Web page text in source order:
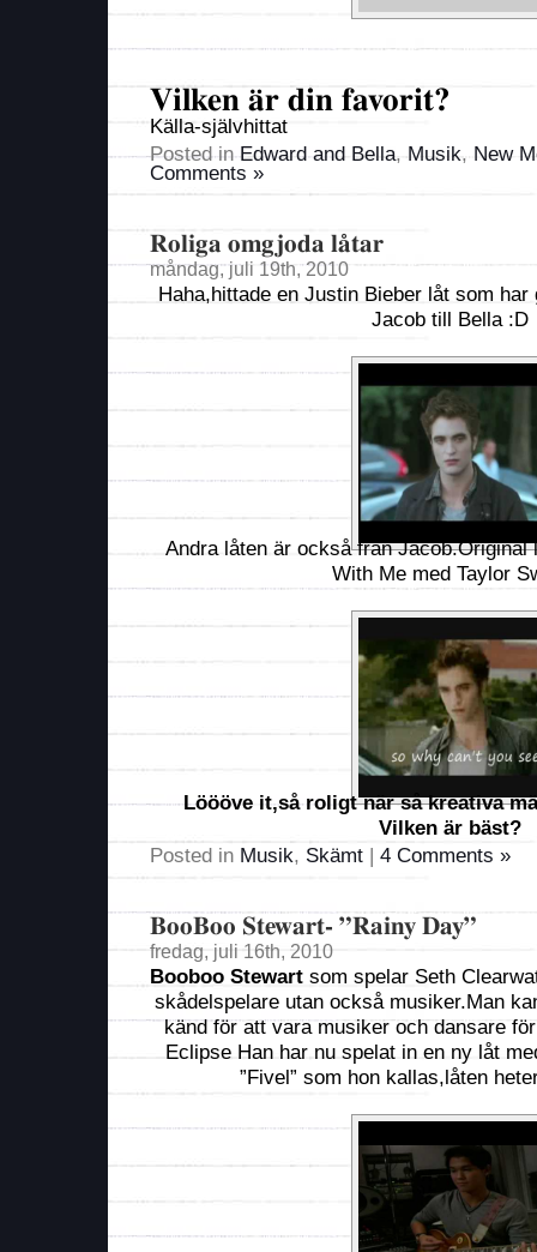
Vilken är din favorit?
Källa-självhittat
Posted inEdward and Bella, Musik, New
Comments »
Roliga omgjoda låtar
måndag, juli 19th, 2010
Haha,hittade en Justin Bieber låt som
Jacob till Bella :D
Andra låten är också från Jacob.Original
With Me med Taylor
Löööve it,så roligt när så kreativa
Vilken är bäst?
Posted in Musik, Skämt | 4 Comments »
BooBoo Stewart- ”Rainy Day”
fredag, juli 16th, 2010
Booboo Stewart som spelar Seth
skådelspelare utan också musiker.Man
känd för att vara musiker och dansare
Eclipse Han har nu spelat in en ny låt
”Fivel” som hon kallas,låten